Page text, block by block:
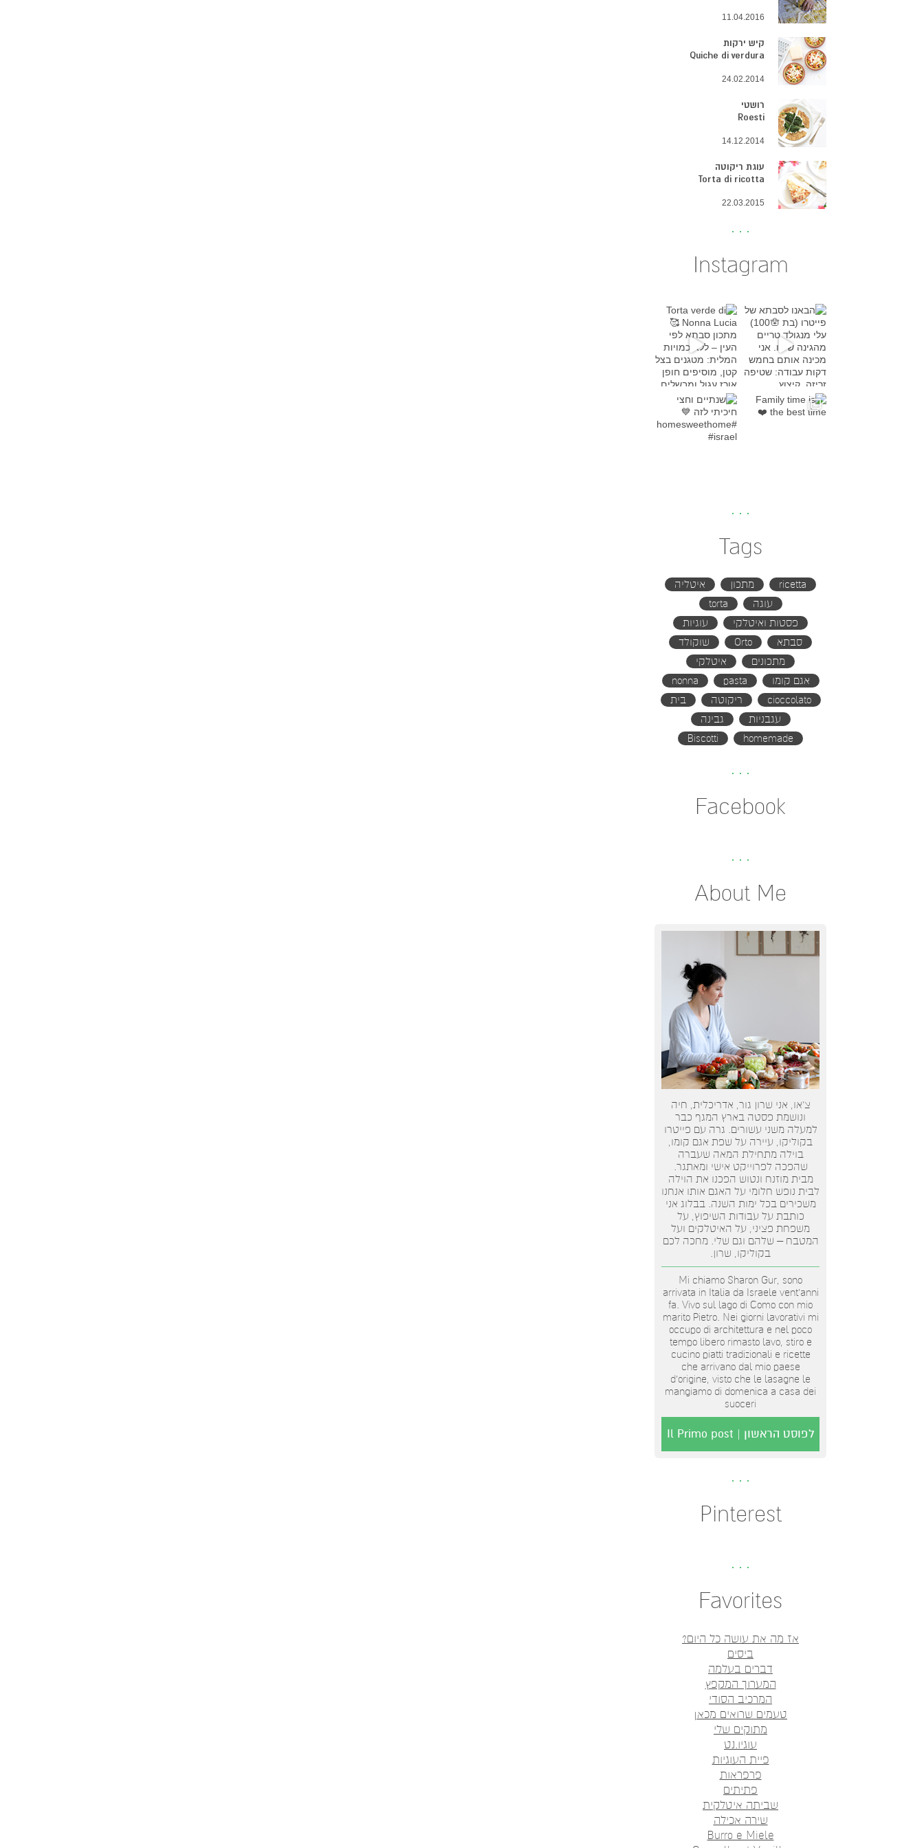
11.04.2016
קיש ירקות
Quiche di verdura
24.02.2014
רושטי
Roesti
14.12.2014
עוגת ריקוטה
Torta di ricotta
22.03.2015
Instagram
Torta verde di Nonna Lucia מתכון סבת
שנתיים וחצי חיכיתי לזה
Tags
ricetta מתכון
איטליה
עוגה
torta
פסטות ואיטלקי
עוגיות
סבתא
Orto
שוקולד
מתכונים
איטלקי
אגם קומו
pasta
nonna
cioccolato
ריקוטה
בית
עגבניות
גבינה
homemade
Biscotti
Facebook
About Me
צ’או, אני שרון גור, אדריכלית, חיה
ונושמת פסטה בארץ המגף כבר
למעלה משני עשורים. גרה עם פייטרו
בקוליקו, עיירה על שפת אגם קומו,
בוילה מתחילת המאה שעברה
שהפכה לפרוייקט אישי ומאתגר.
מבית מוזנח ונטוש הפכנו את הוילה
לבית נופש חלומי על האגם אותו אנחנו
משכירים בכל ימות השנה. בבלוג אני
כותבת על עבודות השיפוץ, על
משפחת פציני, על האיטלקים ועל
המטבח – שלהם וגם שלי. מחכה לכם
בקוליקו, שרון.
Mi chiamo Sharon Gur, sono
arrivata in Italia da Israele vent'anni
fa. Vivo sul lago di Como con mio
marito Pietro. Nei giorni lavorativi mi
occupo di architettura e nel poco
tempo libero rimasto lavo, stiro e
cucino piatti tradizionali e ricette
che arrivano dal mio paese
d’origine, visto che le lasagne le
mangiamo di domenica a casa dei
suoceri
לפוסט הראשון | Il Primo post
Pinterest
Favorites
אז מה את עושה כל היום?
ביסים
דברים בעלמה
המערוך המקפץ
המרכיב הסודי
טעמים שרואים מכאן
מתוקים שלי
עוגיו.נט
פיית העוגיות
פרפראות
פתיתים
שביתה איטלקית
שירה אכילה
Burro e Miele